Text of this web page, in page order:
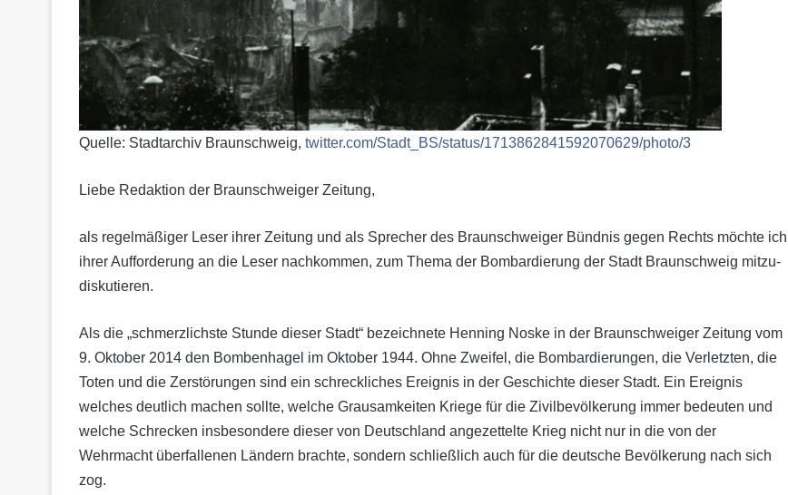
Quelle: Stadtarchiv Braunschweig, twitter.com/Stadt_BS/status/1713862841592070629/photo/3
Liebe Redaktion der Braunschweiger Zeitung,
als regelmäßiger Leser ihrer Zeitung und als Sprecher des Braunschweiger Bündnis gegen Rechts möchte ich
ihrer Aufforderung an die Leser nachkommen, zum Thema der Bombardierung der Stadt Braunschweig mitzu­
dis­kutieren.
Als die „schmerzlichste Stunde dieser Stadt“ bezeichnete Henning Noske in der Braunschweiger Zeitung vom
9. Oktober 2014 den Bombenhagel im Oktober 1944. Ohne Zweifel, die Bombardierungen, die Verletzten, die
Toten und die Zerstörungen sind ein schreckliches Ereignis in der Geschichte dieser Stadt. Ein Ereignis
welches deutlich machen sollte, welche Grausamkeiten Kriege für die Zivilbevölkerung immer bedeuten und
welche Schrecken insbesondere dieser von Deutschland angezettelte Krieg nicht nur in die von der
Wehrmacht überfallenen Ländern brachte, sondern schließlich auch für die deutsche Bevölkerung nach sich
zog.